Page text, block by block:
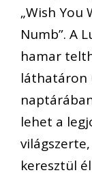
„Wish You
Numb”. A
hamar
láthatáron
lehet a
keresztül